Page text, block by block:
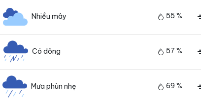
Nhiều mây 55 %
Có dông 57 %
Mưa phùn nhẹ 69 %